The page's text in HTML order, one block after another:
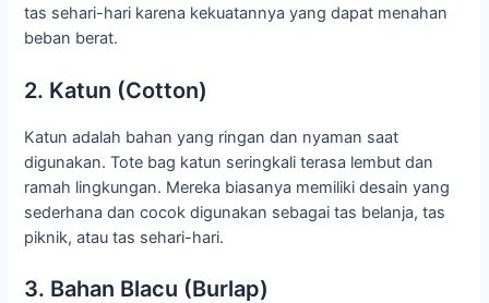
tas sehari-hari karena kekuatannya yang dapat menahan
beban berat.
2. Katun (Cotton)
Katun adalah bahan yang ringan dan nyaman saat
digunakan. Tote bag katun seringkali terasa lembut dan
ramah lingkungan. Mereka biasanya memiliki desain yang
sederhana dan cocok digunakan sebagai tas belanja, tas
piknik, atau tas sehari-hari.
3. Bahan Blacu (Burlap)